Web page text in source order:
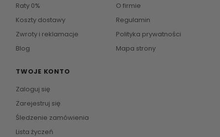
Raty 0%
Koszty dostawy
Zwroty i reklamacje
Blog
O firmie
Regulamin
Polityka prywatności
Mapa strony
TWOJE KONTO
Zaloguj się
Zarejestruj się
Śledzenie zamówienia
Lista życzeń